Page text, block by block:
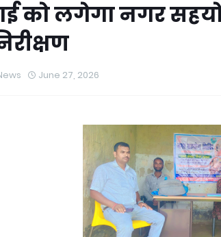
को लगेगा नगर
June 27, 2026